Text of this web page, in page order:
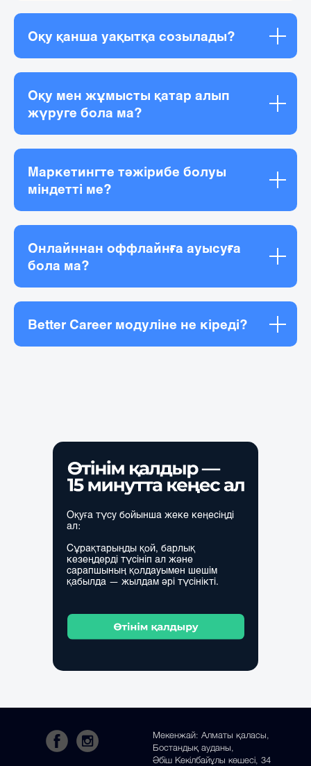
Оқу қанша уақытқа созылады?
Оқу мен жұмысты қатар алып
жүруге бола ма?
Маркетингте тәжірибе болуы
міндетті ме?
Онлайннан оффлайнға ауысуға
бола ма?
Better Career модуліне не кіреді?
Оқуға түсу бойынша жеке кеңесіңді
ал:
Сұрақтарыңды қой, барлық
кезеңдерді түсініп ал және
сарапшының қолдауымен шешім
қабылда — жылдам әрі түсінікті.
Мекенжай: Алматы қаласы,
Бостандық ауданы,
Әбіш Кекілбайұлы көшесі, 34